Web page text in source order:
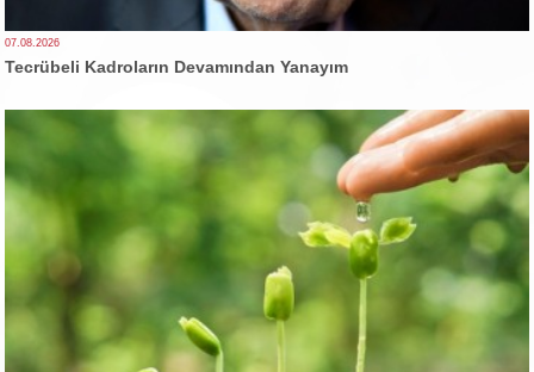
07.08.2026
Tecrübeli Kadroların Devamından Yanayım